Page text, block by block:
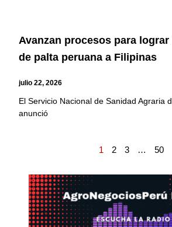
Avanzan procesos para
de palta peruana a Filipinas
julio 22, 2026
El Servicio Nacional de Sanidad Agraria
anunció
1 2 3 … 50